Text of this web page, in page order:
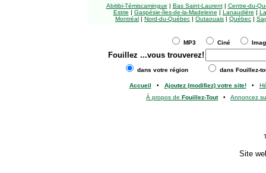
Abitibi-Témiscamingue | Bas Saint-Laurent| Centre-du-
Estrie | Gaspésie-Îles-de-la-Madeleine | Lanaudière |
Montréal | Nord-du-Québec | Outaouais | Québec |
MP3 Ciné
Fouillez ...vous trouverez!
dans votre région dans Fouillez-
Accueil • Ajoutez (modifiez) votre site!•
À propos de Fouillez-Tout• Annoncez
Site